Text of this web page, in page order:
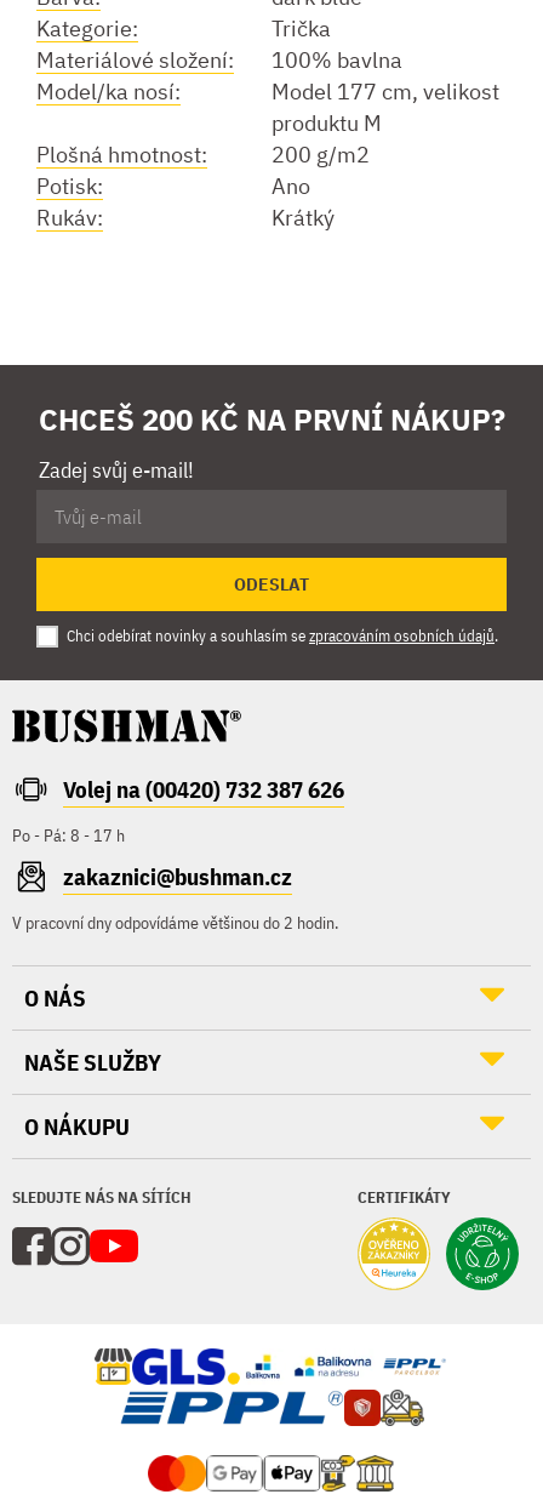
Kategorie:
Trička
Materiálové složení:
100% bavlna
Model/ka nosí:
Model 177 cm, velikost
produktu M
Plošná hmotnost:
200 g/m2
Potisk:
Ano
Rukáv:
Krátký
CHCEŠ 200 KČ NA PRVNÍ NÁKUP?
Zadej svůj e-mail!
ODESLAT
Chci odebírat novinky a souhlasím sezpracováním osobních údajů.
Volej na (00420) 732 387 626
Po - Pá: 8 - 17 h
zakaznici@bushman.cz
V pracovní dny odpovídáme většinou do 2 hodin.
SLEDUJTE NÁS NA SÍTÍCH CERTIFIKÁTY
O NÁS
NAŠE SLUŽBY
O NÁKUPU